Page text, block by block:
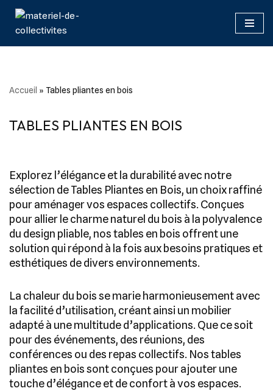
Aller
au
Accueil » Tables pliantes en bois
TABLES PLIANTES EN BOIS
Explorez l’élégance et la durabilité avec notre
sélection de Tables Pliantes en Bois, un choix raffiné
pour aménager vos espaces collectifs. Conçues
pour allier le charme naturel du bois à la polyvalence
du design pliable, nos tables en bois offrent une
solution qui répond à la fois aux besoins pratiques et
esthétiques de divers environnements.
La chaleur du bois se marie harmonieusement avec
la facilité d’utilisation, créant ainsi un mobilier
adapté à une multitude d’applications. Que ce soit
pour des événements, des réunions, des
conférences ou des repas collectifs. Nos tables
pliantes en bois sont conçues pour ajouter une
touche d’élégance et de confort à vos espaces.